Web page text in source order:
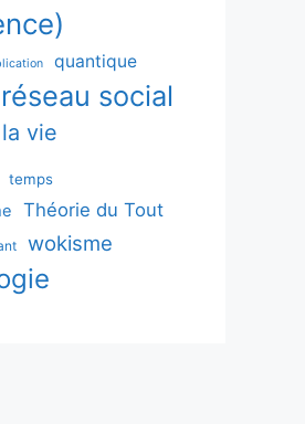
quantique
réseau social
vie
temps
Théorie du Tout
wokisme